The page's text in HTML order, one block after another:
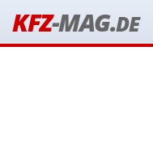
KFZ-MAG.DE